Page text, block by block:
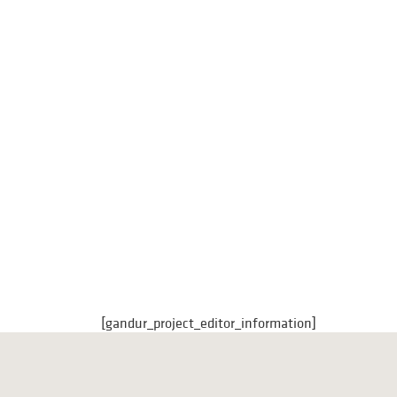
[gandur_project_editor_information]